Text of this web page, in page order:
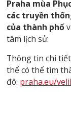
Praha mùa
các truyền
của thành phố
tâm lịch sử.
Thông tin chi
thể có thể tìm
đô: praha.eu/